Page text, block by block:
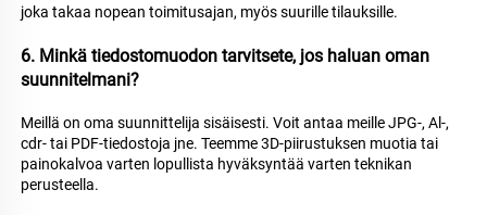
joka takaa nopean toimitusajan, myös suurille tilauksille.
6. Minkä tiedostomuodon tarvitsete, jos haluan oman
suunnitelmani?
Meillä on oma suunnittelija sisäisesti. Voit antaa meille JPG-, Al-,
cdr- tai PDF-tiedostoja jne. Teemme 3D-piirustuksen muotia tai
painokalvoa varten lopullista hyväksyntää varten teknikan
perusteella.